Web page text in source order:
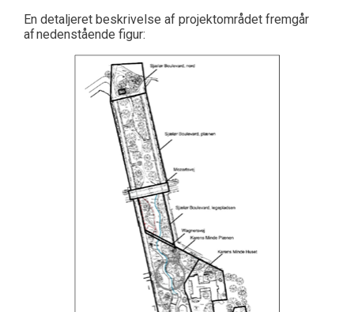
En detaljeret beskrivelse af projektområdet fremgår
afnedenstående figur: